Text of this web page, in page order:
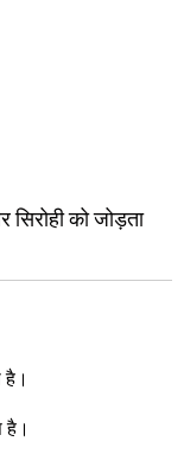
सिरोही को जोड़ता
है।
है।